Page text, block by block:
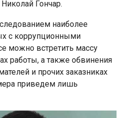
Гончар.
наиболее
с коррупционными
можно встретить массу
работы, а также обвинения
и прочих заказниках
приведем лишь